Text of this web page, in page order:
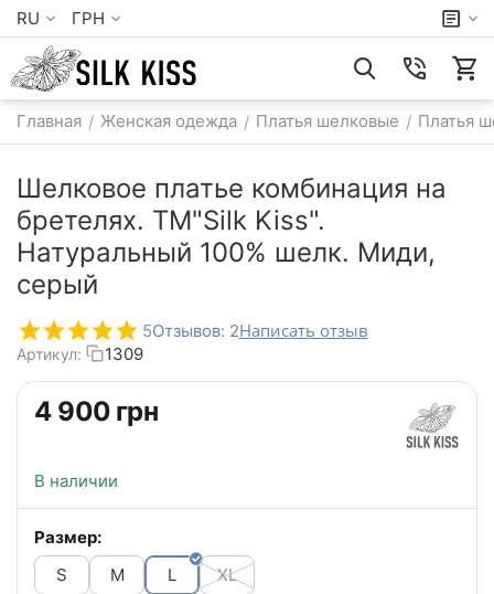
RU ГРН
Главная / Женская одежда / Платья шелковые / Платья
Шелковое платье комбинация на
бретелях. TM"Silk Kiss".
Натуральный 100% шелк. Миди,
серый
5Отзывов: 2Написать отзыв
Артикул: 1309
‍4 900‍ грн
В наличии
Размер:
S
M L XL